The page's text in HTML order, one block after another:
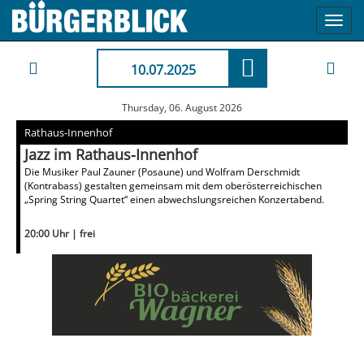
10.07.2025
Thursday, 06. August 2026
Rathaus-Innenhof
Jazz im Rathaus-Innenhof
Die Musiker Paul Zauner (Posaune) und Wolfram Derschmidt
(Kontrabass) gestalten gemeinsam mit dem oberösterreichischen
„Spring String Quartet“ einen abwechslungsreichen Konzertabend.
20:00 Uhr | frei